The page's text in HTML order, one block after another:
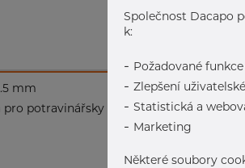
mm
pro potravinářsky průmysl, Food & Dai,
Společnost Dacapo
k:
- Požadované funkce
- Zlepšení
- Statistická a
- Marketing
Některé soubory